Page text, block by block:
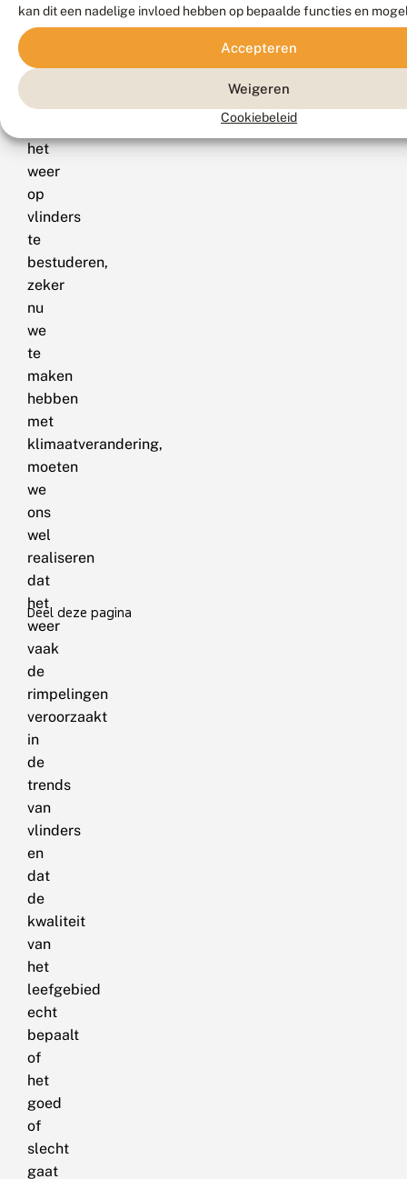
kan dit een nadelige invloed hebben op bepaalde functies en
Accepteren
Weigeren
Cookiebeleid
boeiend
is
effecten
het
weer
op
vlinders
te
bestuderen,
zeker
nu
we
te
maken
hebben
met
klimaatverandering,
moeten
we
ons
wel
realiseren
dat
het
weer
vaak
de
rimpelingen
veroorzaakt
in
de
trends
van
vlinders
en
dat
de
kwaliteit
van
het
leefgebied
echt
bepaalt
of
het
goed
of
slecht
gaat
Deel deze pagina